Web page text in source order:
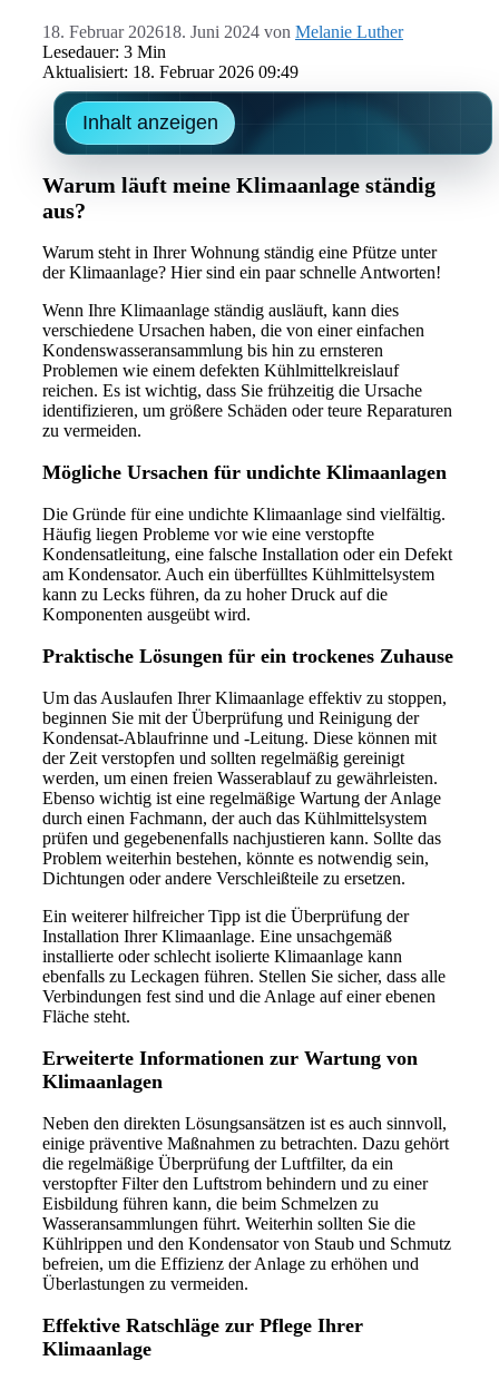
18. Februar 202618. Juni 2024 von Melanie Luther
Lesedauer: 3 Min
Aktualisiert: 18. Februar 2026 09:49
Inhalt anzeigen
Warum läuft meine Klimaanlage ständig
aus?
Warum steht in Ihrer Wohnung ständig eine Pfütze unter
der Klimaanlage? Hier sind ein paar schnelle Antworten!
Wenn Ihre Klimaanlage ständig ausläuft, kann dies
verschiedene Ursachen haben, die von einer einfachen
Kondenswasseransammlung bis hin zu ernsteren
Problemen wie einem defekten Kühlmittelkreislauf
reichen. Es ist wichtig, dass Sie frühzeitig die Ursache
identifizieren, um größere Schäden oder teure Reparaturen
zu vermeiden.
Mögliche Ursachen für undichte Klimaanlagen
Die Gründe für eine undichte Klimaanlage sind vielfältig.
Häufig liegen Probleme vor wie eine verstopfte
Kondensatleitung, eine falsche Installation oder ein Defekt
am Kondensator. Auch ein überfülltes Kühlmittelsystem
kann zu Lecks führen, da zu hoher Druck auf die
Komponenten ausgeübt wird.
Praktische Lösungen für ein trockenes Zuhause
Um das Auslaufen Ihrer Klimaanlage effektiv zu stoppen,
beginnen Sie mit der Überprüfung und Reinigung der
Kondensat-Ablaufrinne und -Leitung. Diese können mit
der Zeit verstopfen und sollten regelmäßig gereinigt
werden, um einen freien Wasserablauf zu gewährleisten.
Ebenso wichtig ist eine regelmäßige Wartung der Anlage
durch einen Fachmann, der auch das Kühlmittelsystem
prüfen und gegebenenfalls nachjustieren kann. Sollte das
Problem weiterhin bestehen, könnte es notwendig sein,
Dichtungen oder andere Verschleißteile zu ersetzen.
Ein weiterer hilfreicher Tipp ist die Überprüfung der
Installation Ihrer Klimaanlage. Eine unsachgemäß
installierte oder schlecht isolierte Klimaanlage kann
ebenfalls zu Leckagen führen. Stellen Sie sicher, dass alle
Verbindungen fest sind und die Anlage auf einer ebenen
Fläche steht.
Erweiterte Informationen zur Wartung von
Klimaanlagen
Neben den direkten Lösungsansätzen ist es auch sinnvoll,
einige präventive Maßnahmen zu betrachten. Dazu gehört
die regelmäßige Überprüfung der Luftfilter, da ein
verstopfter Filter den Luftstrom behindern und zu einer
Eisbildung führen kann, die beim Schmelzen zu
Wasseransammlungen führt. Weiterhin sollten Sie die
Kühlrippen und den Kondensator von Staub und Schmutz
befreien, um die Effizienz der Anlage zu erhöhen und
Überlastungen zu vermeiden.
Effektive Ratschläge zur Pflege Ihrer
Klimaanlage